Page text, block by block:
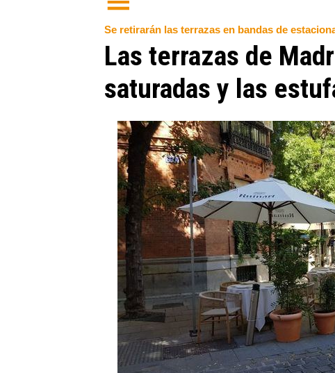
Se retirarán las terrazas en bandas de
Las terrazas de
saturadas y las